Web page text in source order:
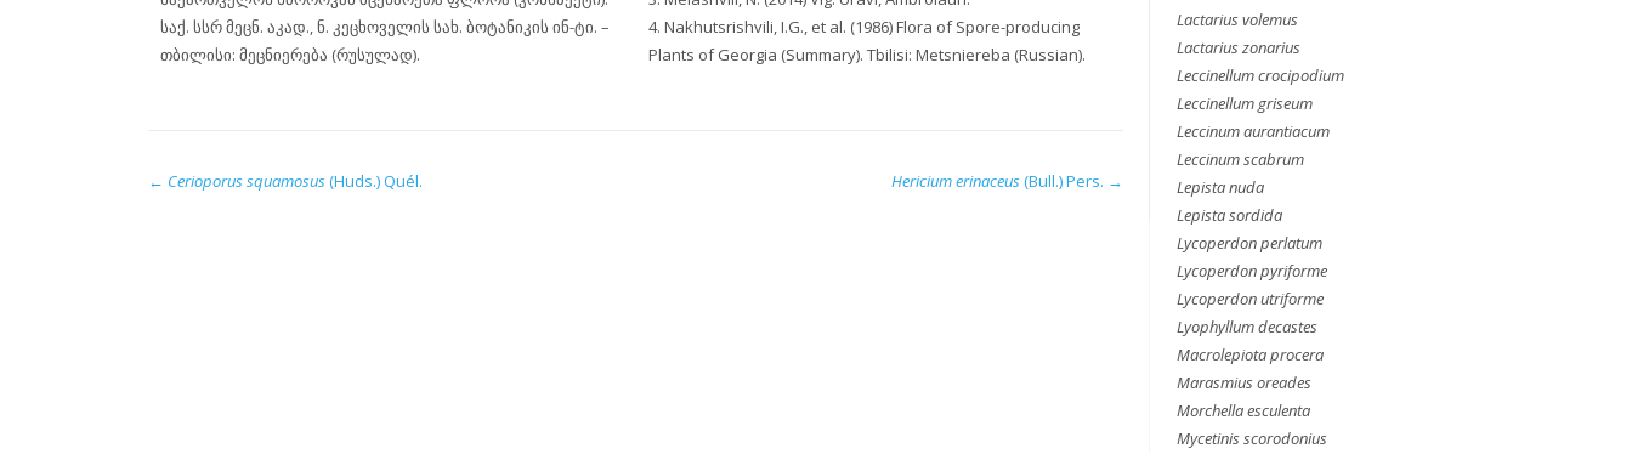
საქ. სსრ მეცნ. აკად., ნ. კეცხოველის სახ. ბოტანიკის ინ-ტი. –
თბილისი: მეცნიერება (რუსულად).
4. Nakhutsrishvili, I.G., et al. (1986) Flora of Spore-producing
Plants of Georgia (Summary). Tbilisi: Metsniereba (Russian).
← Cerioporus squamosus(Huds.) Quél. Hericium erinaceus(Bull.) Pers. →
Lactarius volemus
Lactarius zonarius
Leccinellum crocipodium
Leccinellum griseum
Leccinum aurantiacum
Leccinum scabrum
Lepista nuda
Lepista sordida
Lycoperdon perlatum
Lycoperdon pyriforme
Lycoperdon utriforme
Lyophyllum decastes
Macrolepiota procera
Marasmius oreades
Morchella esculenta
Mycetinis scorodonius